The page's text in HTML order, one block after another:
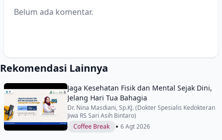
Belum ada komentar.
Rekomendasi Lainnya
Jaga Kesehatan Fisik dan Mental Sejak Dini,
Jelang Hari Tua Bahagia
Dr. Nina Masdiani, Sp.KJ. (Dokter Spesialis Kedokteran
Jiwa RS Sari Asih Bintaro)
Coffee Break
• 6 Agt 2026